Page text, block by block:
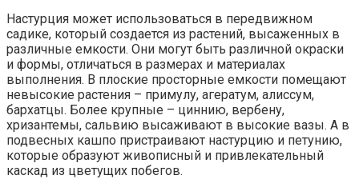
Настурция может использоваться в передвижном
садике, который создается из растений, высаженных в
различные емкости. Они могут быть различной окраски
и формы, отличаться в размерах и материалах
выполнения. В плоские просторные емкости помещают
невысокие растения – примулу, агератум, алиссум,
бархатцы. Более крупные – циннию, вербену,
хризантемы, сальвию высаживают в высокие вазы. А в
подвесных кашпо пристраивают настурцию и петунию,
которые образуют живописный и привлекательный
каскад из цветущих побегов.